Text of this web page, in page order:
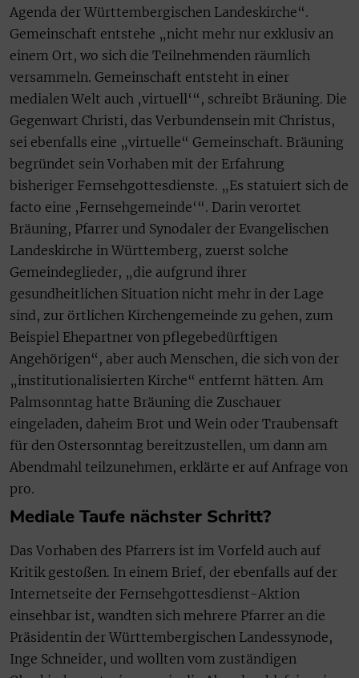
Agenda der Württembergischen Landeskirche“.
Gemeinschaft entstehe „nicht mehr nur exklusiv an
einem Ort, wo sich die Teilnehmenden räumlich
versammeln. Gemeinschaft entsteht in einer
medialen Welt auch ‚virtuell‘“, schreibt Bräuning. Die
Gegenwart Christi, das Verbundensein mit Christus,
sei ebenfalls eine „virtuelle“ Gemeinschaft. Bräuning
begründet sein Vorhaben mit der Erfahrung
bisheriger Fernsehgottesdienste. „Es statuiert sich de
facto eine ‚Fernsehgemeinde‘“. Darin verortet
Bräuning, Pfarrer und Synodaler der Evangelischen
Landeskirche in Württemberg, zuerst solche
Gemeindeglieder, „die aufgrund ihrer
gesundheitlichen Situation nicht mehr in der Lage
sind, zur örtlichen Kirchengemeinde zu gehen, zum
Beispiel Ehepartner von pflegebedürftigen
Angehörigen“, aber auch Menschen, die sich von der
„institutionalisierten Kirche“ entfernt hätten. Am
Palmsonntag hatte Bräuning die Zuschauer
eingeladen, daheim Brot und Wein oder Traubensaft
für den Ostersonntag bereitzustellen, um dann am
Abendmahl teilzunehmen, erklärte er auf Anfrage von
pro.
Mediale Taufe nächster Schritt?
Das Vorhaben des Pfarrers ist im Vorfeld auch auf
Kritik gestoßen. In einem Brief, der ebenfalls auf der
Internetseite der Fernsehgottesdienst-Aktion
einsehbar ist, wandten sich mehrere Pfarrer an die
Präsidentin der Württembergischen Landessynode,
Inge Schneider, und wollten vom zuständigen